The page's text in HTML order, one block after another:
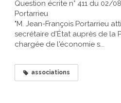
Question écrite n° 411 du 02/
Portarrieu
"M. Jean-François Portarrieu
secrétaire d'État auprès de la
chargée de l'économie s...
associations